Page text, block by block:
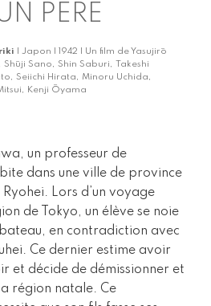
PÈRE
| Japon | 1942 | Un film de Yasujirō
Shūji Sano, Shin Saburi, Takeshi
Seiichi Hirata, Minoru Uchida,
Kenji Ōyama
un professeur de
dans une ville de province
Ryohei. Lors d’un voyage
de Tokyo, un élève se noie
en contradiction avec
Ce dernier estime avoir
et décide de démissionner et
région natale. Ce